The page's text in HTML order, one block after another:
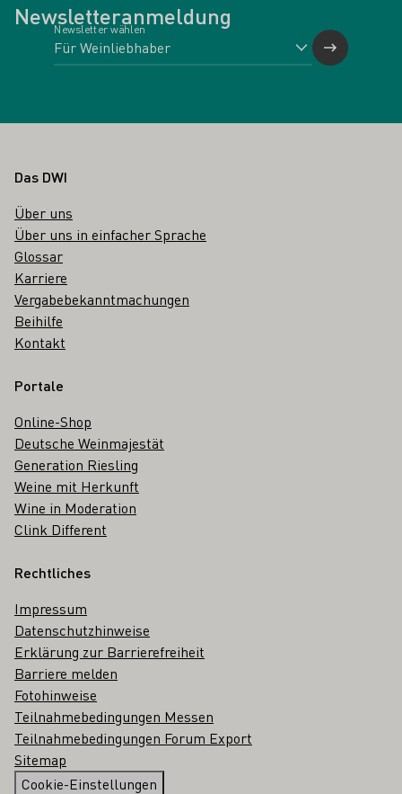
Newsletteranmeldung
Newsletter wählen
Fußbereich
Das DWI
Über uns
Über uns in einfacher Sprache
Glossar
Karriere
Vergabebekanntmachungen
Beihilfe
Kontakt
Portale
Online-Shop
Deutsche Weinmajestät
Generation Riesling
Weine mit Herkunft
Wine in Moderation
Clink Different
Rechtliches
Impressum
Datenschutzhinweise
Erklärung zur Barrierefreiheit
Barriere melden
Fotohinweise
Teilnahmebedingungen Messen
Teilnahmebedingungen Forum Export
Sitemap
Cookie-Einstellungen